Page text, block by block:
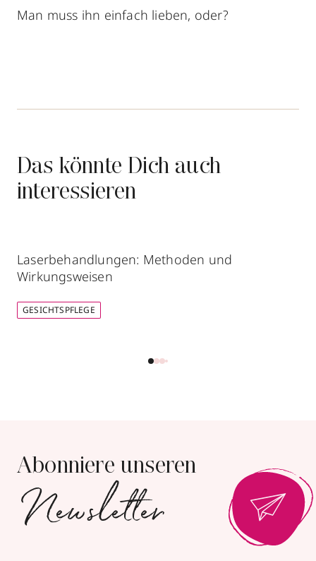
Man muss ihn einfach lieben, oder?
Das könnte Dich auch
interessieren
Laserbehandlungen: Methoden und
Wirkungsweisen
GESICHTSPFLEGE
Abonniere unseren
Newsletter